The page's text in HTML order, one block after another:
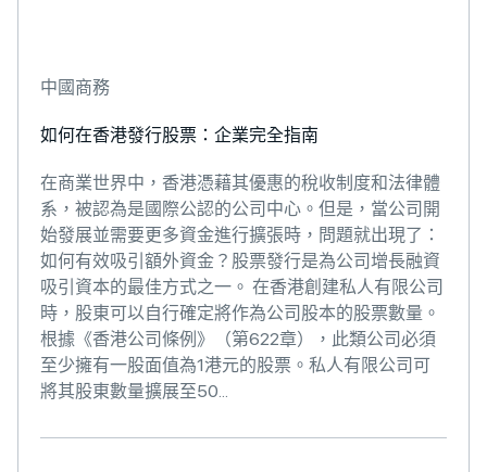
中國商務
如何在香港發行股票：企業完全指南
在商業世界中，香港憑藉其優惠的稅收制度和法律體
系，被認為是國際公認的公司中心。但是，當公司開
始發展並需要更多資金進行擴張時，問題就出現了：
如何有效吸引額外資金？股票發行是為公司增長融資
吸引資本的最佳方式之一。 在香港創建私人有限公司
時，股東可以自行確定將作為公司股本的股票數量。
根據《香港公司條例》（第622章），此類公司必須
至少擁有一股面值為1港元的股票。私人有限公司可
將其股東數量擴展至50...